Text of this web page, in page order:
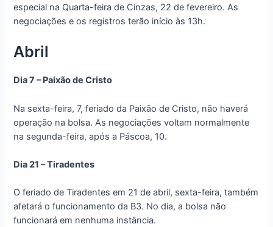
especial na Quarta-feira de Cinzas, 22 de fevereiro. As
negociações e os registros terão início às 13h.
Abril
Dia 7 – Paixão de Cristo
Na sexta-feira, 7, feriado da Paixão de Cristo, não haverá
operação na bolsa. As negociações voltam normalmente
na segunda-feira, após a Páscoa, 10.
Dia 21 – Tiradentes
O feriado de Tiradentes em 21 de abril, sexta-feira, também
afetará o funcionamento da B3. No dia, a bolsa não
funcionará em nenhuma instância.